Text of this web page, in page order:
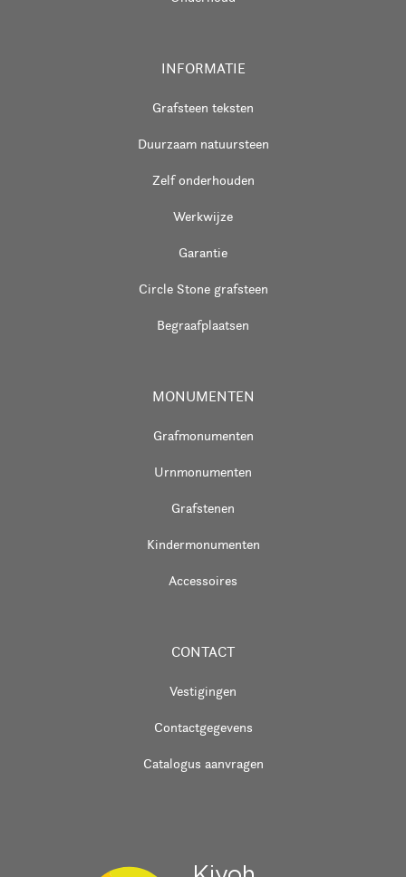
INFORMATIE
Grafsteen teksten
Duurzaam natuursteen
Zelf onderhouden
Werkwijze
Garantie
Circle Stone grafsteen
Begraafplaatsen
MONUMENTEN
Grafmonumenten
Urnmonumenten
Grafstenen
Kindermonumenten
Accessoires
CONTACT
Vestigingen
Contactgegevens
Catalogus aanvragen